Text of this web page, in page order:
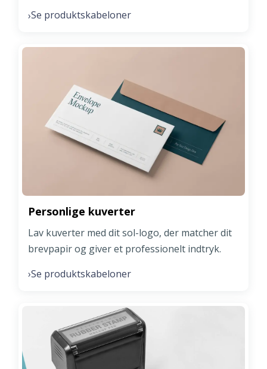
›Se produktskabeloner
Personlige kuverter
Lav kuverter med dit sol-logo, der matcher dit
brevpapir og giver et professionelt indtryk.
›Se produktskabeloner